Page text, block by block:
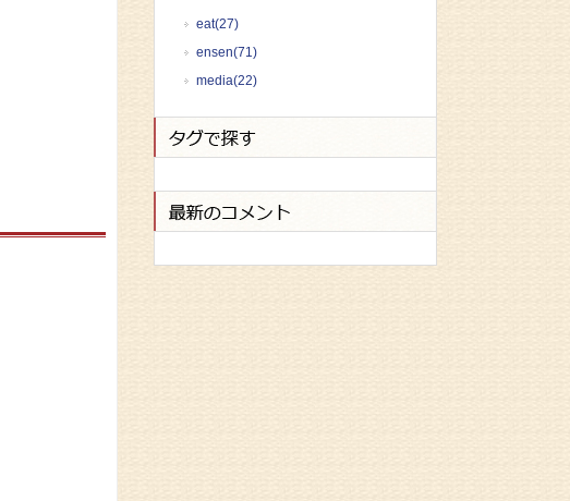
eat(27)
ensen(71)
media(22)